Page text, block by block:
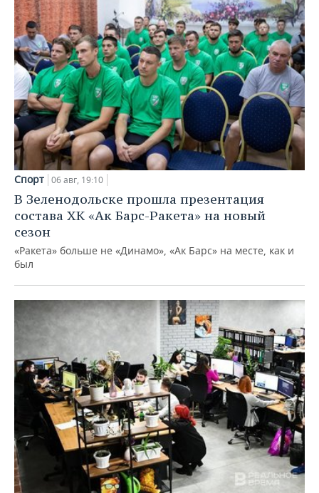
Спорт 06 авг, 19:10
В Зеленодольске прошла презентация
состава ХК «Ак Барс-Ракета» на новый
сезон
«Ракета» больше не «Динамо», «Ак Барс» на месте, как и
был